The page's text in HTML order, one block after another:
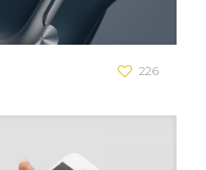
226